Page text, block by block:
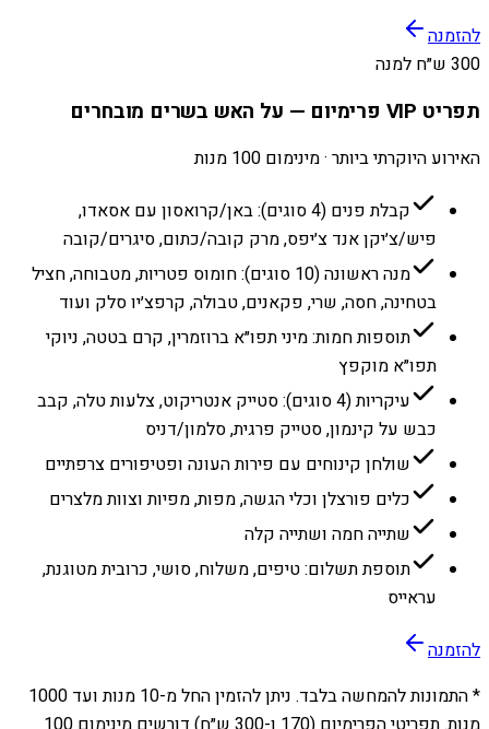
להזמנה
300 ש״ח למנה
תפריט VIP פרימיום — על האש בשרים מובחרים
האירוע היוקרתי ביותר · מינימום 100 מנות
קבלת פנים (4 סוגים): באן/קרואסון עם אסאדו,
פיש/צ׳יקן אנד צ׳יפס, מרק קובה/כתום, סיגרים/קובה
מנה ראשונה (10 סוגים): חומוס פטריות, מטבוחה, חציל
בטחינה, חסה, שרי, פקאנים, טבולה, קרפצ׳יו סלק ועוד
תוספות חמות: מיני תפו״א ברוזמרין, קרם בטטה, ניוקי
תפו״א מוקפץ
עיקריות (4 סוגים): סטייק אנטריקוט, צלעות טלה, קבב
כבש על קינמון, סטייק פרגית, סלמון/דניס
שולחן קינוחים עם פירות העונה ופטיפורים צרפתיים
כלים פורצלן וכלי הגשה, מפות, מפיות וצוות מלצרים
שתייה חמה ושתייה קלה
תוספת תשלום: טיפים, משלוח, סושי, כרובית מטוגנת,
עראייס
להזמנה
* התמונות להמחשה בלבד. ניתן להזמין החל מ-10 מנות ועד 1000